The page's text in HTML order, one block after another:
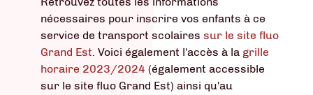
nécessaires pour inscrire vos enfants à ce
service de transport scolaires sur le site fluo
Grand Est. Voici également l'accès à la grille
horaire 2023/2024 (également accessible
sur le site fluo Grand Est) ainsi qu'au